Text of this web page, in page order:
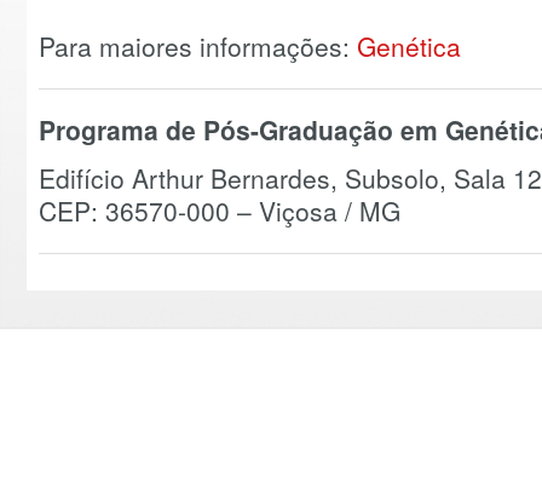
Para maiores informações: Genética
Programa de Pós-Graduação em
Edifício Arthur Bernardes, Subsolo, Sala
CEP: 36570-000 – Viçosa / MG